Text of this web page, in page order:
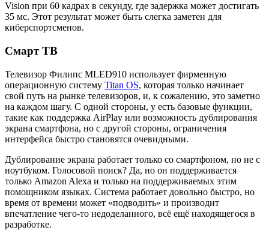
Vision при 60 кадрах в секунду, где задержка может достигать
35 мс. Этот результат может быть слегка заметен для
киберспортсменов.
Смарт ТВ
Телевизор Филипс MLED910 использует фирменную
операционную систему Titan OS, которая только начинает
свой путь на рынке телевизоров, и, к сожалению, это заметно
на каждом шагу. С одной стороны, у есть базовые функции,
такие как поддержка AirPlay или возможность дублирования
экрана смартфона, но с другой стороны, ограничения
интерфейса быстро становятся очевидными.
Дублирование экрана работает только со смартфоном, но не с
ноутбуком. Голосовой поиск? Да, но он поддерживается
только Amazon Alexa и только на поддерживаемых этим
помощником языках. Система работает довольно быстро, но
время от времени может «подводить» и производит
впечатление чего-то недоделанного, всё ещё находящегося в
разработке.